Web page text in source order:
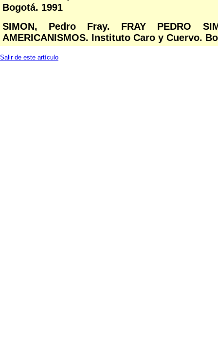
Bogotá. 1991
SIMON, Pedro Fray. FRAY PEDRO
AMERICANISMOS. Instituto Caro y Cuervo.
Salir de este artículo